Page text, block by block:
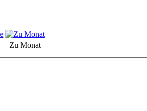
Zu Monat